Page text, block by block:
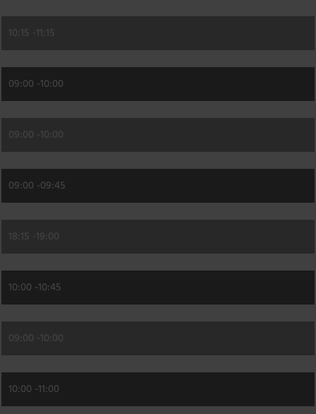
10:15 - 11:15
09:00 -10:00
09:00 - 10:00
09:00 -09:45
18:15 - 19:00
10:00 -10:45
09:00 - 10:00
10:00 -11:00